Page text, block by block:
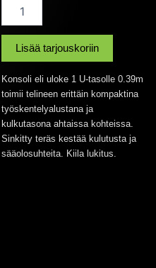
0,39M
U-
tasolle
määrä
Lisää tarjouskoriin
Konsoli eli uloke 1 U-tasolle 0.39m
toimii telineen erittäin kompaktina
työskentelyalustana ja
kulkutasona ahtaissa kohteissa.
Sinkitty teräs kestää kulutusta ja
sääolosuhteita. Kiila lukitus.